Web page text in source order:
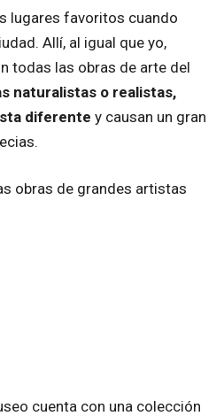
lugares favoritos cuando
Allí, al igual que yo,
todas las obras de arte del
naturalistas o realistas,
diferente y causan un gran
obras de grandes artistas
cuenta con una colección